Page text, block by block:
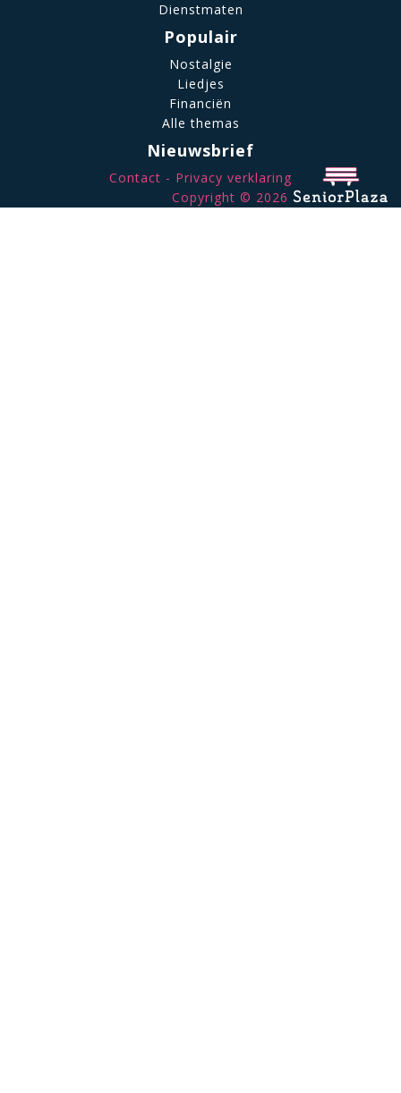
Dienstmaten
Populair
Nostalgie
Liedjes
Financiën
Alle themas
Nieuwsbrief
Contact
Privacy verklaring
Copyright © 2026